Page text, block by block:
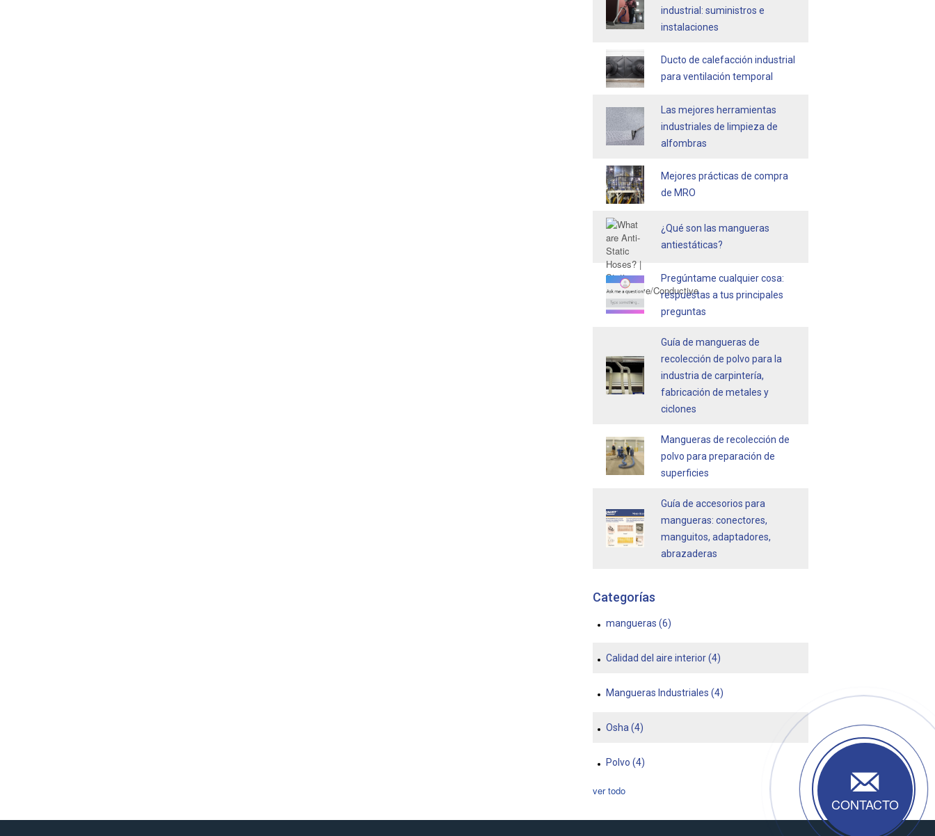
industrial: suministros e
instalaciones
Ducto de calefacción industrial
para ventilación temporal
Las mejores herramientas
industriales de limpieza de
alfombras
Mejores prácticas de compra
de MRO
¿Qué son las mangueras
antiestáticas?
Pregúntame cualquier cosa:
respuestas a tus principales
preguntas
Guía de mangueras de
recolección de polvo para la
industria de carpintería,
fabricación de metales y
ciclones
Mangueras de recolección de
polvo para preparación de
superficies
Guía de accesorios para
mangueras: conectores,
manguitos, adaptadores,
abrazaderas
Categorías
mangueras(6)
Calidad del aire interior(4)
Mangueras Industriales(4)
Osha(4)
Polvo(4)
ver todo
CONTACTO